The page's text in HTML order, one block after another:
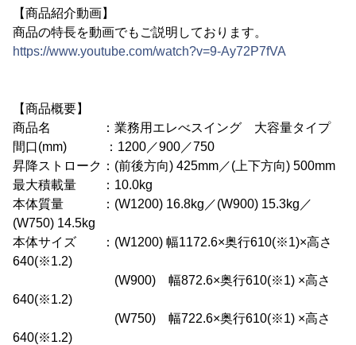
【商品紹介動画】
商品の特長を動画でもご説明しております。
https://www.youtube.com/watch?v=9-Ay72P7fVA
【商品概要】
商品名 ：業務用エレべスイング 大容量タイプ
間口(mm) ：1200／900／750
昇降ストローク：(前後方向) 425mm／(上下方向) 500mm
最大積載量 ：10.0kg
本体質量 ：(W1200) 16.8kg／(W900) 15.3kg／
(W750) 14.5kg
本体サイズ ：(W1200) 幅1172.6×奥行610(※1)×高さ
640(※1.2)
(W900) 幅872.6×奥行610(※1) ×高さ
640(※1.2)
(W750) 幅722.6×奥行610(※1) ×高さ
640(※1.2)